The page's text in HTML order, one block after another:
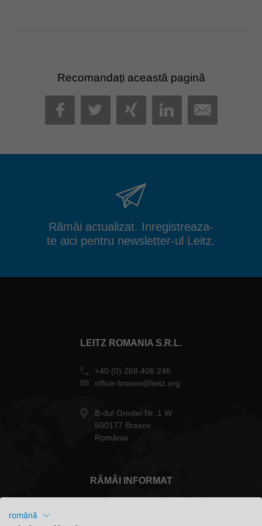
Recomandați această pagină
FACEBOOK
TWITTER
XINGLINKEDIN
MAIL
Rămâi actualizat. Inregistreaza-
te aici pentru newsletter-ul Leitz.
LEITZ ROMANIA S.R.L.
+40 (0) 268 406 246
office-brasov@leitz.org
B-dul Grivitei Nr. 1 W
500177 Brasov
România
RĂMÂI INFORMAT
română